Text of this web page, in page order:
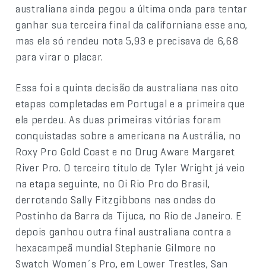
australiana ainda pegou a última onda para tentar
ganhar sua terceira final da californiana esse ano,
mas ela só rendeu nota 5,93 e precisava de 6,68
para virar o placar.
Essa foi a quinta decisão da australiana nas oito
etapas completadas em Portugal e a primeira que
ela perdeu. As duas primeiras vitórias foram
conquistadas sobre a americana na Austrália, no
Roxy Pro Gold Coast e no Drug Aware Margaret
River Pro. O terceiro título de Tyler Wright já veio
na etapa seguinte, no Oi Rio Pro do Brasil,
derrotando Sally Fitzgibbons nas ondas do
Postinho da Barra da Tijuca, no Rio de Janeiro. E
depois ganhou outra final australiana contra a
hexacampeã mundial Stephanie Gilmore no
Swatch Women´s Pro, em Lower Trestles, San